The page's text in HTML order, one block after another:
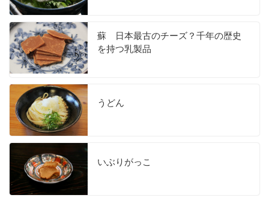
蘇 日本最古のチーズ？千年の歴史
を持つ乳製品
うどん
いぶりがっこ